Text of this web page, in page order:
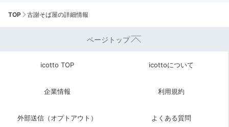
TOP 古謝そば屋の詳細情報
ページトップ
icotto TOP icottoについて
企業情報 利用規約
外部送信（オプトアウト） よくある質問